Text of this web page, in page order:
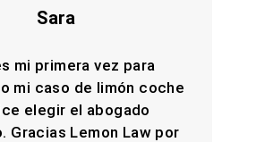
Sara
mi primera vez para
mi caso de limón coche
elegir el abogado
Gracias Lemon Law por